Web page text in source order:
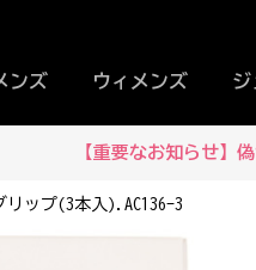
ンズ ウィメンズ ジ
【重要なお知らせ】
リップ(3本入).AC136-3